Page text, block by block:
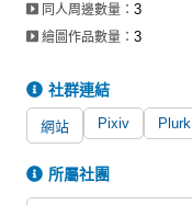
交流中心
攤位轉讓區
會員功能選單
同人周邊數量：3
繪圖作品數量：3
社群連結
網站 Pixiv Plurk
所屬社團